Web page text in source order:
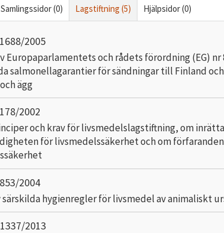
Samlingssidor (0) Lagstiftning (5) Hjälpsidor (0)
2005
Europaparlamentets och rådets förordning (EG) nr
salmonellagarantier för sändningar till Finland
ägg
2002
och krav för livsmedelslagstiftning, om
för livsmedelssäkerhet och om
2004
särskilda hygienregler för livsmedel av animaliskt
2013